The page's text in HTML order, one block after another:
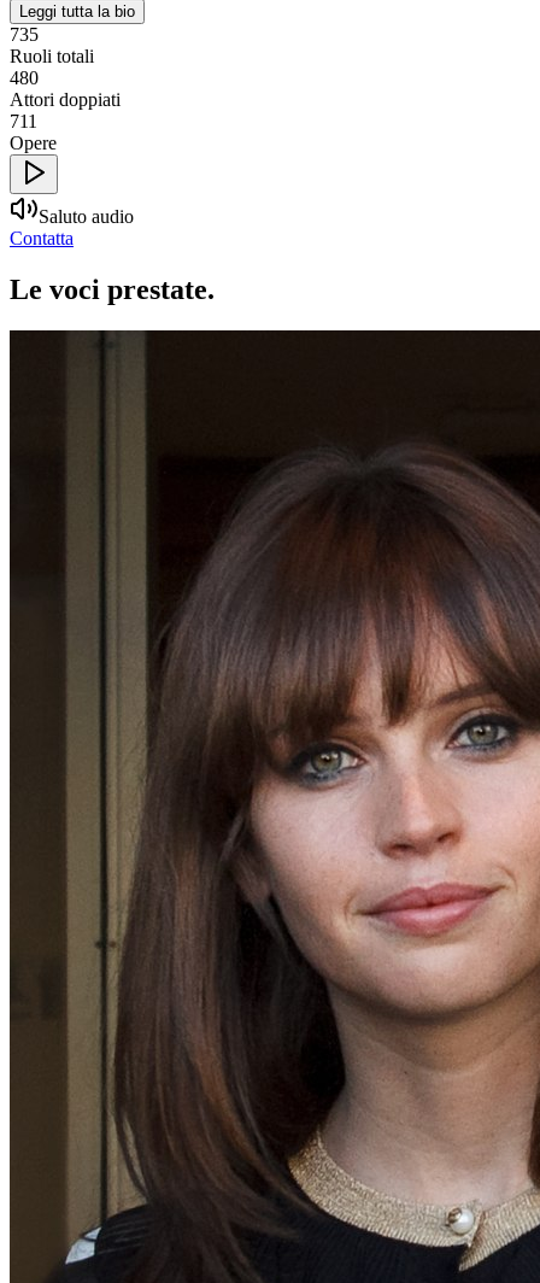
Leggi tutta la bio
735
Ruoli totali
480
Attori doppiati
711
Opere
Saluto audio
Contatta
Le voci prestate.